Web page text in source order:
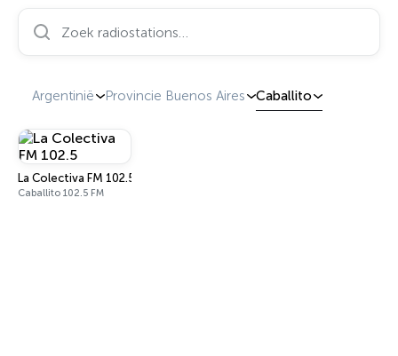
Argentinië Provincie Buenos Aires Caballito
La Colectiva FM 102.5
Caballito 102.5 FM